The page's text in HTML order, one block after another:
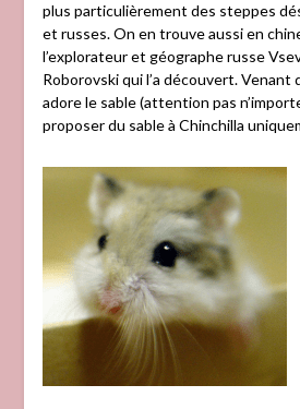
plus particulièrement des steppes
et russes. On en trouve aussi en
l’explorateur et géographe russe
Roborovski qui l’a découvert.
adore le sable (attention pas
proposer du sable à Chinchilla